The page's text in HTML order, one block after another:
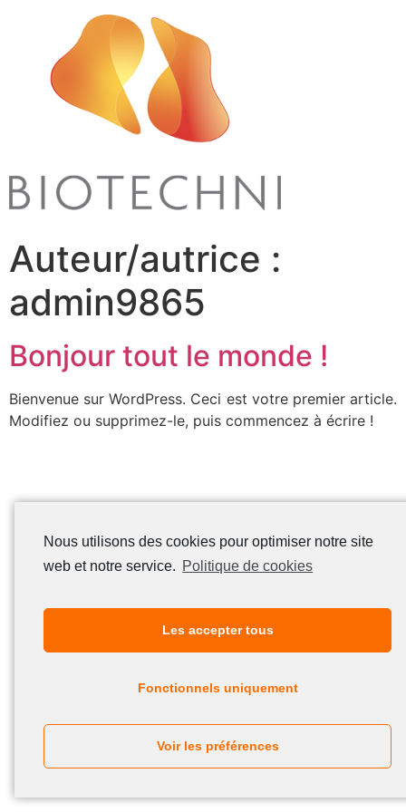
Nous utilisons des cookies pour optimiser notre site
web et notre service. Politique de cookies
Les accepter tous
Fonctionnels uniquement
Voir les préférences
Auteur/autrice :
admin9865
Bonjour tout le monde !
Bienvenue sur WordPress. Ceci est votre premier article.
Modifiez ou supprimez-le, puis commencez à écrire !